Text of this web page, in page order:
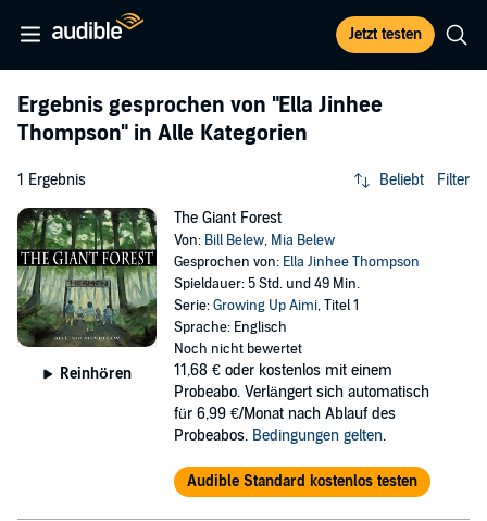
Jetzt testen
Ergebnis gesprochen von "Ella Jinhee
Thompson" in Alle Kategorien
1 Ergebnis Beliebt Filter
Reinhören
The Giant Forest
Von: Bill Belew, Mia Belew
Gesprochen von: Ella Jinhee Thompson
Spieldauer: 5 Std. und 49 Min.
Serie:Growing Up Aimi, Titel 1
Sprache: Englisch
Noch nicht bewertet
11,68 € oder kostenlos mit einem
Probeabo. Verlängert sich automatisch
für 6,99 €/Monat nach Ablauf des
Probeabos. Bedingungen gelten.
Audible Standard kostenlos testen